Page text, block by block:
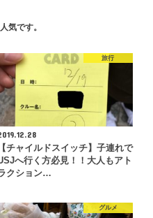
気です。
旅行
【チャイルドスイッチ】子連れで
へ行く方必見！！大人もアト
クション…
グルメ